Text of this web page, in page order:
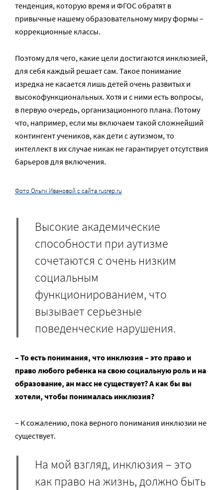
тенденция, которую время и ФГОС обратят в
привычные нашему образовательному миру формы –
коррекционные классы.
Поэтому для чего, какие цели достигаются инклюзией,
для себя каждый решает сам. Такое понимание
изредка не касается лишь детей очень развитых и
высокофункциональных. Хотя и с ними есть вопросы,
в первую очередь, организационного плана. Потому
что, например, если мы включаем такой сложнейший
контингент учеников, как дети с аутизмом, то
интеллект в их случае никак не гарантирует отсутствия
барьеров для включения.
Фото Ольги Ивановой с сайта rusrep.ru
Высокие академические
способности при аутизме
сочетаются с очень низким
социальным
функционированием, что
вызывает серьезные
поведенческие нарушения.
– То есть понимания, что инклюзия – это право и
право любого ребенка на свою социальную роль и на
образование, ан масс не существует? А как бы вы
хотели, чтобы понималась инклюзия?
– К сожалению, пока верного понимания инклюзии не
существует.
На мой взгляд, инклюзия – это
как право на жизнь, должно быть